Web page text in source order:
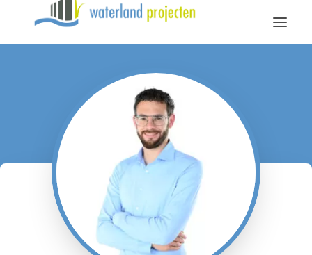
Over Waterland
Vacatures
Contact
Bellen